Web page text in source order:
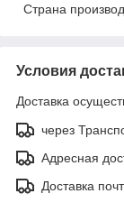
Страна
Условия
Доставка
через
Адресная
Доставка